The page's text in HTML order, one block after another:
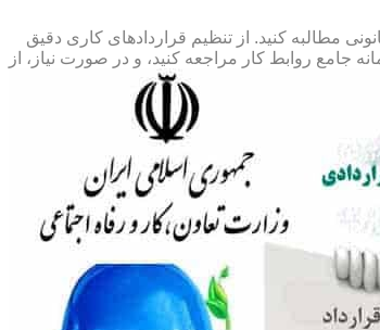
مطالبه کنید. از تنظیم قراردادهای کاری دقیق
جامع روابط کار مراجعه کنید، و در صورت نیاز، از